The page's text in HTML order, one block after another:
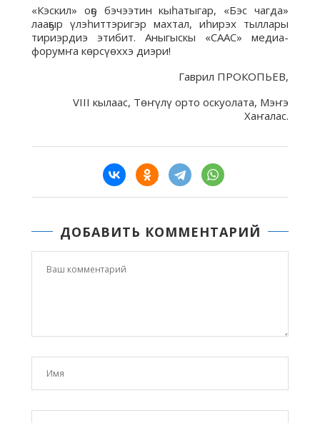
«Кэскил» оҕо бэчээтин кыһатыгар, «Бэс чагда»
лааҕыр үлэһиттэригэр махтал, иһирэх тыллары
тириэрдиэ этибит. Аныгыскы «СААС» медиа-
форумҥа көрсүөххэ диэри!
Гаврил ПРОКОПЬЕВ,
VIII кылаас, Төҥүлү орто оскуолата, Мэҥэ
Хаҥалас.
ДОБАВИТЬ КОММЕНТАРИЙ